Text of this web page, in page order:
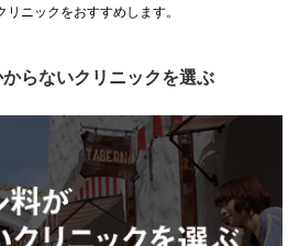
ニックをおすすめします。
らないクリニックを選ぶ